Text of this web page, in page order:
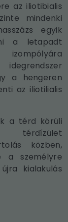
az iliotibialis
mindenki
egyik
a letapadt
a hengeren
az iliotilialis
a térd körüli
közben,
a személyre
kialakulás